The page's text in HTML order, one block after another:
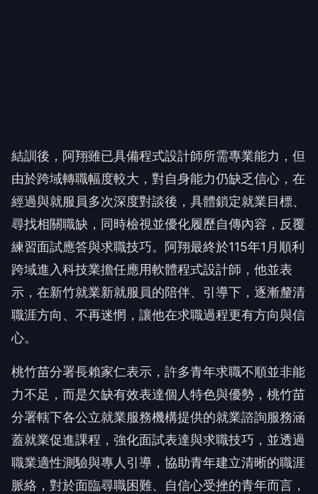
結訓後，阿翔雖已具備程式設計師所需專業能力，但
由於跨域轉職幅度較大，對自身能力仍缺乏信心，在
經過與就服員多次深度對談後，具體鎖定就業目標、
尋找相關職缺，同時檢視並優化履歷自傳內容，反覆
練習面試應答與求職技巧。阿翔最終於115年1月順利
跨域進入科技業擔任應用軟體程式設計師，他並表
示，在新竹就業新就服員的陪伴、引導下，逐漸釐清
職涯方向、不再迷惘，讓他在求職過程更有方向與信
心。
桃竹苗分署長賴家仁表示，許多青年求職不順並非能
力不足，而是欠缺有效表達個人特色與優勢，桃竹苗
分署轄下各公立就業服務機構提供的就業諮詢服務涵
蓋就業促進課程，強化面試表達與求職技巧，並透過
職業適性測驗與專人引導，協助青年建立清晰的職涯
脈絡，對於面臨尋職困難、自信心受挫的青年而言，